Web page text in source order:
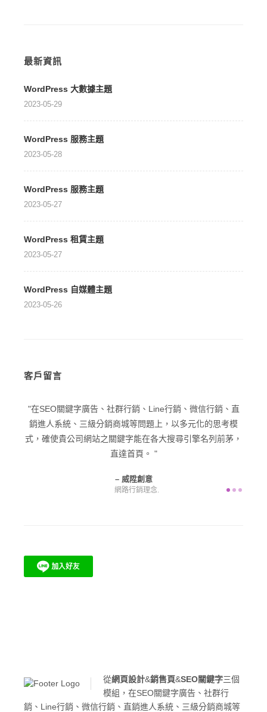
最新資訊
WordPress 大數據主題
2023-05-29
WordPress 服務主題
2023-05-28
WordPress 服務主題
2023-05-27
WordPress 租賃主題
2023-05-27
WordPress 自媒體主題
2023-05-26
客戶留言
在SEO關鍵字廣告、社群行銷、Line行銷、微信行銷、直
銷進人系統、三級分銷商城等問題上，以多元化的思考模
式，確使貴公司網站之關鍵字能在各大搜尋引擎名列前茅，
直達首頁。
威陞創意
網路行銷理念.
從網頁設計&銷售頁&SEO關鍵字三個
模組，在SEO關鍵字廣告、社群行
銷、Line行銷、微信行銷、直銷進人系統、三級分銷商城等